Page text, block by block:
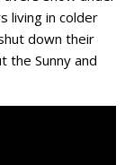
living in colder
down their
the Sunny and